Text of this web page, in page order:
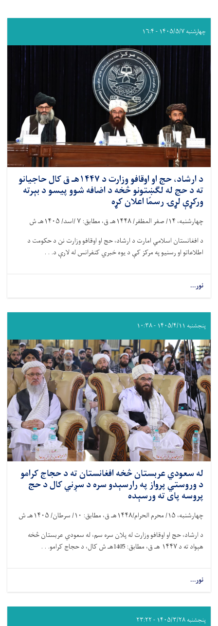
چهارشنبه ۱۴۰۵/۵/۷ - ۱۶:۴
د ارشاد، حج او اوقافو وزارت د ۱۴۴۷هـ ق کال حاجیانو
ته د حج له لګښتونو څخه د اضافه شوو پیسو د بېرته
ورکړې لړۍ رسمًا اعلان کړه
چهارشنبه، ۱۴/ صفر المظفر/۱۴۴۸هـ ق، مطابق: ۷ / اسد/۱۴۰۵هـ ش
د افغانستان اسلامي امارت د ارشاد، حج او اوقافو وزارت نن د حکومت د
اطلاعاتو او رسنیو په مرکز کې د یوه خبري کنفرانس له لارې د. . .
نور...
پنجشنبه ۱۴۰۵/۴/۱۱ - ۱۰:۳۸
له سعودي عربستان څخه افغانستان ته د حجاج کرامو
د وروستي پرواز په رارسېدو سره د سږني کال د حج
پروسه پای ته ورسېده
چهارشنبه، ۱۵/ محرم الحرام/۱۴۴۸هـ ق، مطابق: ۱۰/ سرطان/۱۴۰۵هـ ش
د ارشاد، حج او اوقافو وزارت له پلان سره سم، له سعودي عربستان څخه
هېواد ته د۱۴۴۷ هـ ق، مطابق: 1405هـ ش کال، د حجاج کرامو. . .
نور...
پنجشنبه ۱۴۰۵/۳/۲۸ - ۲۳:۲۲